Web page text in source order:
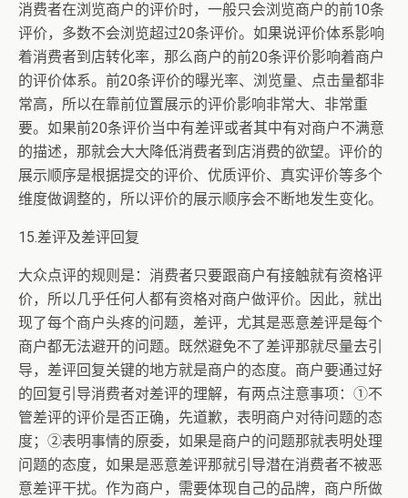
消费者在浏览商户的评价时，一般只会浏览商户的前10条
评价，多数不会浏览超过20条评价。如果说评价体系影响
着消费者到店转化率，那么商户的前20条评价影响着商户
的评价体系。前20条评价的曝光率、浏览量、点击量都非
常高，所以在靠前位置展示的评价影响非常大、非常重
要。如果前20条评价当中有差评或者其中有对商户不满意
的描述，那就会大大降低消费者到店消费的欲望。评价的
展示顺序是根据提交的评价、优质评价、真实评价等多个
维度做调整的，所以评价的展示顺序会不断地发生变化。
15.差评及差评回复
大众点评的规则是：消费者只要跟商户有接触就有资格评
价，所以几乎任何人都有资格对商户做评价。因此，就出
现了每个商户头疼的问题，差评，尤其是恶意差评是每个
商户都无法避开的问题。既然避免不了差评那就尽量去引
导，差评回复关键的地方就是商户的态度。商户要通过好
的回复引导消费者对差评的理解，有两点注意事项：①不
管差评的评价是否正确，先道歉，表明商户对待问题的态
度；②表明事情的原委，如果是商户的问题那就表明处理
问题的态度，如果是恶意差评那就引导潜在消费者不被恶
意差评干扰。作为商户，需要体现自己的品牌，商户所做